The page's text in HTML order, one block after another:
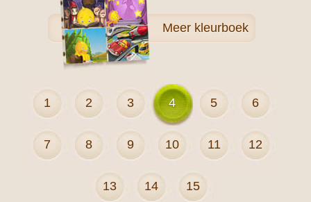
Meer kleurboek
1 2 3 4 5 6
7 8 9 10 11 12
13 14 15